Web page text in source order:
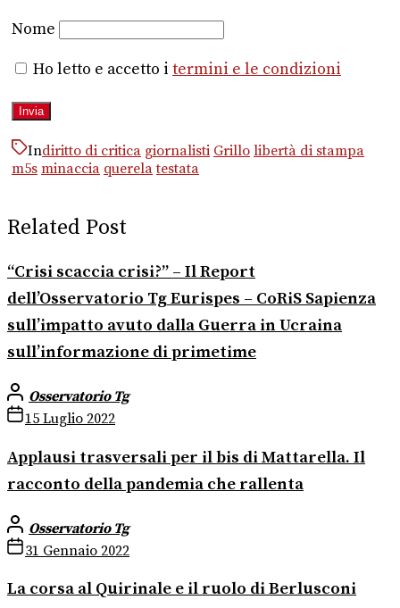
Nome
Ho letto e accetto i termini e le condizioni
Indiritto di critica giornalisti Grillo libertà di stampa
m5s minaccia querela testata
Related Post
“Crisi scaccia crisi?” – Il Report
dell’Osservatorio Tg Eurispes – CoRiS Sapienza
sull’impatto avuto dalla Guerra in Ucraina
sull’informazione di primetime
Osservatorio Tg
15 Luglio 2022
Applausi trasversali per il bis di Mattarella. Il
racconto della pandemia che rallenta
Osservatorio Tg
31 Gennaio 2022
La corsa al Quirinale e il ruolo di Berlusconi